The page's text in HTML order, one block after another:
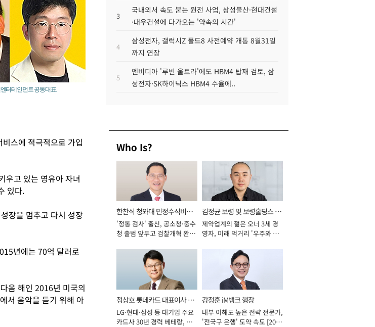
터테인먼트 공동대표.
스에 적극적으로 가입
우고 있는 영유아 자녀
있다.
장을 멈추고 다시 성장
년에는 70억 달러로
음 해인 2016년 미국의
서 음악을 듣기 위해 아
3
국내외서 속도 붙는 원전 사업, 삼성물산·현대건설
·대우건설에 다가오는 '약속의 시간'
4
삼성전자, 갤럭시Z 폴드8 사전예약 개통 8월31일
까지 연장
5
엔비디아 '루빈 울트라'에도 HBM4 탑재 검토, 삼
성전자·SK하이닉스 HBM4 수율에..
Who Is?
한찬식 청와대 민정수석비서
관
'정통 검사' 출신, 공소청·중수
청 출범 앞두고 검찰개혁 완수
김정균 보령 및 보령홀딩스 대
표이사 사장
제약업계의 젊은 오너 3세 경
영자, 미래 먹거리 '우주와 헬
정상호 롯데카드 대표이사 사
장
LG·현대·삼성 등 대기업 주요
카드사 30년 경력 베테랑, 신
강정훈 iM뱅크 행장
내부 이해도 높은 전략 전문가,
'전국구 은행' 도약 속도 [2026